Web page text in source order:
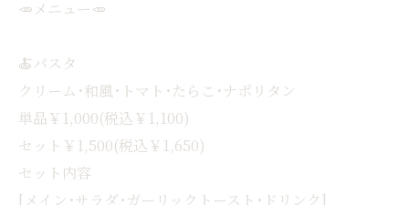
🥕メニュー🥕
🍝パスタ
クリーム･和風･トマト･たらこ･ナポリタン
単品￥1,000(税込￥1,100)
セット￥1,500(税込￥1,650)
セット内容
[メイン･サラダ･ガーリックトースト･ドリンク]